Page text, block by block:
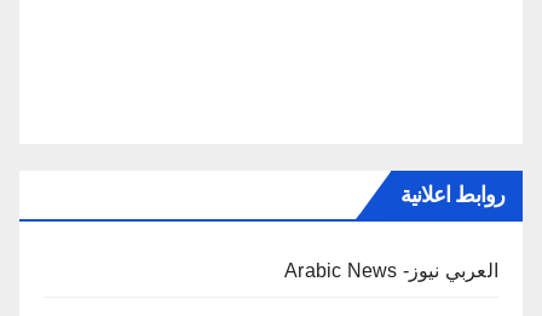
روابط اعلانية
العربي نيوز- Arabic News